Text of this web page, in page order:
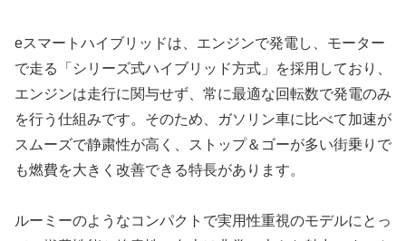
eスマートハイブリッドは、エンジンで発電し、モーター
で走る「シリーズ式ハイブリッド方式」を採用しており、
エンジンは走行に関与せず、常に最適な回転数で発電のみ
を行う仕組みです。そのため、ガソリン車に比べて加速が
スムーズで静粛性が高く、ストップ＆ゴーが多い街乗りで
も燃費を大きく改善できる特長があります。
ルーミーのようなコンパクトで実用性重視のモデルにとっ